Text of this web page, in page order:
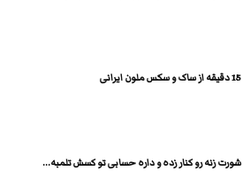
15 دقیقه از ساک و سکس ملون ایرانی
شورت زنه رو کنار زده و داره حسابی تو کسش تلمبه...